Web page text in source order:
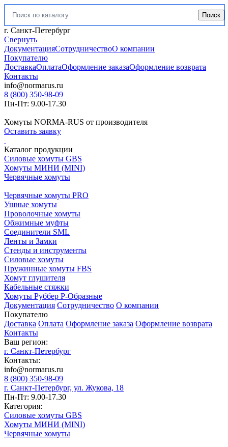
Искать: Поиск
г. Санкт-Петербург
Свернуть
ДокументацияСотрудничествоО компании
Покупателю
ДоставкаОплатаОформление заказаОформление возврата
Контакты
info@normarus.ru
8 (800) 350-98-09
Пн-Пт: 9.00-17.30
Хомуты NORMA-RUS от производителя
Оставить заявку
Каталог продукции
Силовые хомуты GBS
Хомуты МИНИ (MINI)
Червячные хомуты
Червячные хомуты PRO
Ушные хомуты
Проволочные хомуты
Обжимные муфты
Соединители SML
Ленты и Замки
Стенды и инструменты
Силовые хомуты
Пружинные хомуты FBS
Хомут глушителя
Кабельные стяжки
Хомуты Руббер Р-Образные
Документация Сотрудничество О компании
Покупателю
Доставка Оплата Оформление заказа Оформление возврата
Контакты
Ваш регион:
г. Санкт-Петербург
Контакты:
info@normarus.ru
8 (800) 350-98-09
г. Санкт-Петербург, ул. Жукова, 18
Пн-Пт: 9.00-17.30
Категория:
Силовые хомуты GBS
Хомуты МИНИ (MINI)
Червячные хомуты